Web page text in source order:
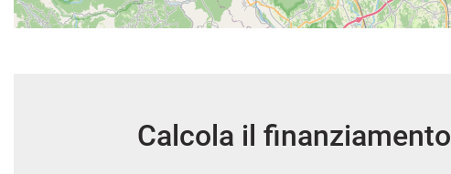
informazione
Calcola il finanziamento